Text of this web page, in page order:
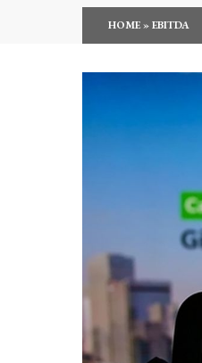
HOME»EBITDA